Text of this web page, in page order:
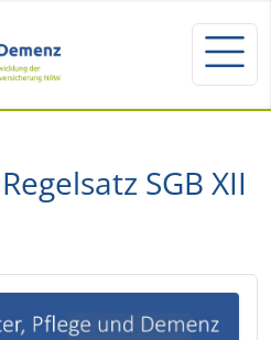
SGB XII